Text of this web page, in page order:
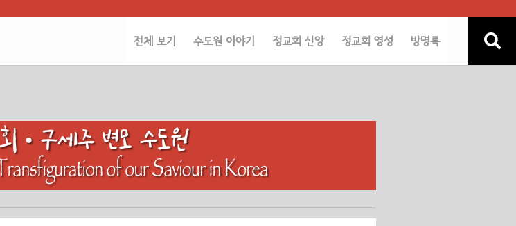
전체 보기 수도원 이야기 정교회 신앙 정교회 영성 방명록